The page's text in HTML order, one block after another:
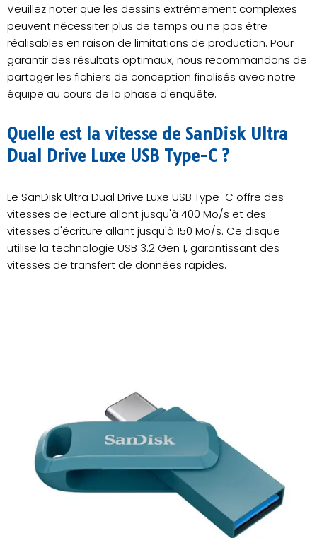
Veuillez noter que les dessins extrêmement complexes
peuvent nécessiter plus de temps ou ne pas être
réalisables en raison de limitations de production. Pour
garantir des résultats optimaux, nous recommandons de
partager les fichiers de conception finalisés avec notre
équipe au cours de la phase d'enquête.
Quelle est la vitesse de SanDisk Ultra
Dual Drive Luxe USB Type-C ?
Le SanDisk Ultra Dual Drive Luxe USB Type-C offre des
vitesses de lecture allant jusqu'à 400 Mo/s et des
vitesses d'écriture allant jusqu'à 150 Mo/s. Ce disque
utilise la technologie USB 3.2 Gen 1, garantissant des
vitesses de transfert de données rapides.